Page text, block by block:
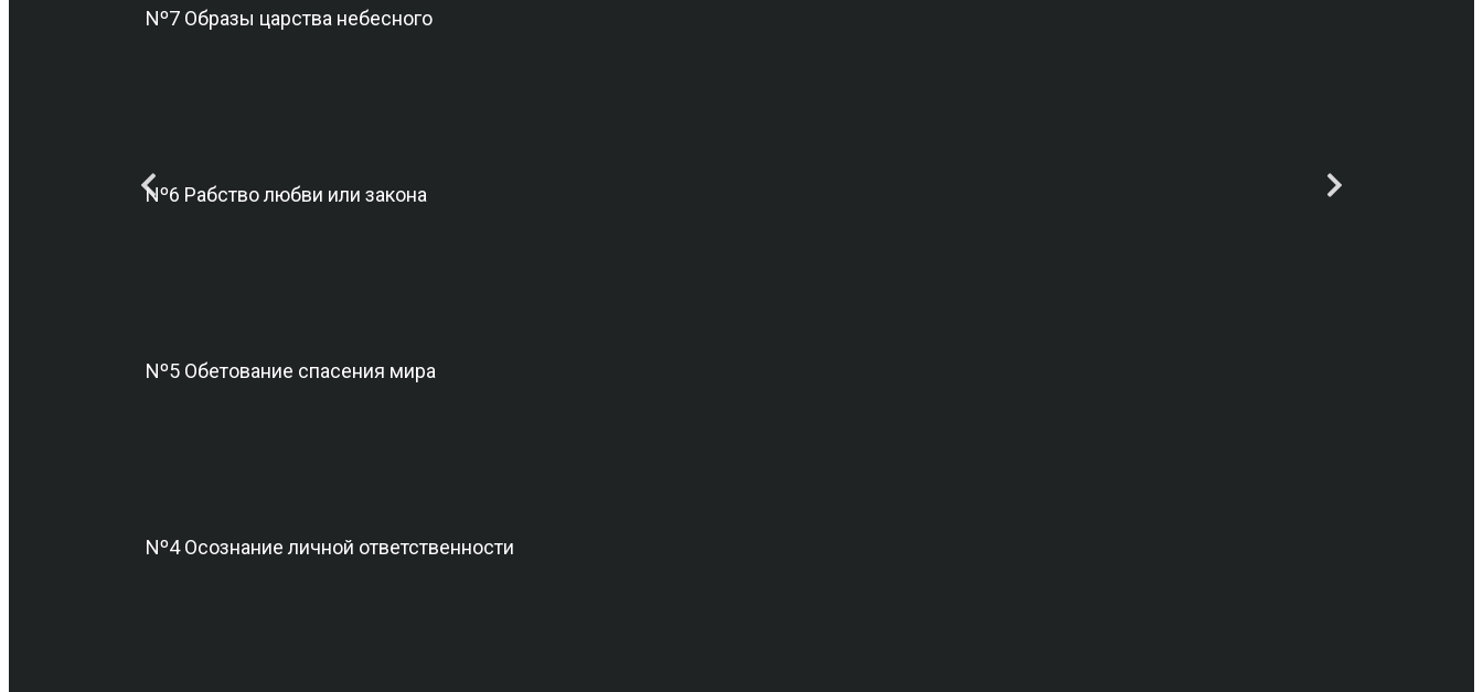
Nº7 Образы царства небесного
Nº6 Рабство любви или закона
Nº5 Обетование спасения мира
Nº4 Осознание личной ответственности